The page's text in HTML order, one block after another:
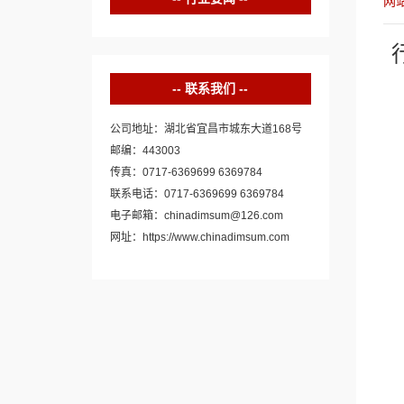
联系我们
公司地址：湖北省宜昌市城东大道168号
邮编：443003
传真：0717-6369699 6369784
联系电话：0717-6369699 6369784
电子邮箱：chinadimsum@126.com
网址：https://www.chinadimsum.com